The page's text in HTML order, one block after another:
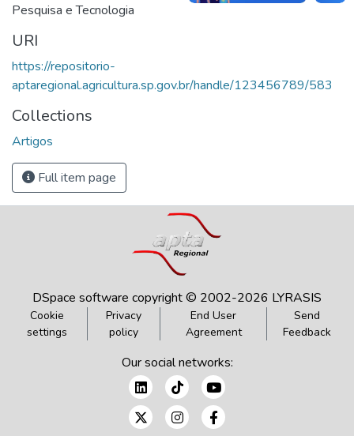
Pesquisa e Tecnologia
URI
https://repositorio-
aptaregional.agricultura.sp.gov.br/handle/123456789/583
Collections
Artigos
Full item page
DSpace software copyright © 2002-2026 LYRASIS
Cookie
settings
Privacy
policy
End User
Agreement
Send
Feedback
Our social networks: